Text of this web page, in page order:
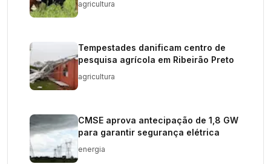
agricultura
Tempestades danificam centro de
pesquisa agrícola em Ribeirão Preto
agricultura
CMSE aprova antecipação de 1,8 GW
para garantir segurança elétrica
energia